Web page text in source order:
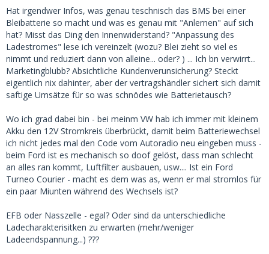
Hat irgendwer Infos, was genau teschnisch das BMS bei einer
Bleibatterie so macht und was es genau mit "Anlernen" auf sich
hat? Misst das Ding den Innenwiderstand? "Anpassung des
Ladestromes" lese ich vereinzelt (wozu? Blei zieht so viel es
nimmt und reduziert dann von alleine... oder? ) ... Ich bn verwirrt...
Marketingblubb? Absichtliche Kundenverunsicherung? Steckt
eigentlich nix dahinter, aber der vertragshändler sichert sich damit
saftige Umsätze für so was schnödes wie Batterietausch?
Wo ich grad dabei bin - bei meinm VW hab ich immer mit kleinem
Akku den 12V Stromkreis überbrückt, damit beim Batteriewechsel
ich nicht jedes mal den Code vom Autoradio neu eingeben muss -
beim Ford ist es mechanisch so doof gelöst, dass man schlecht
an alles ran kommt, Luftfilter ausbauen, usw.... Ist ein Ford
Turneo Courier - macht es dem was as, wenn er mal stromlos für
ein paar Miunten während des Wechsels ist?
EFB oder Nasszelle - egal? Oder sind da unterschiedliche
Ladecharakterisitken zu erwarten (mehr/weniger
Ladeendspannung...) ???